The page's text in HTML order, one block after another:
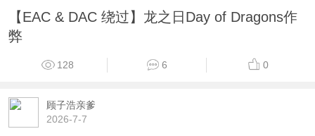
【EAC & DAC 绕过】龙之日Day of Dragons作
弊
128 6 0
顾子浩亲爹
2026-7-7